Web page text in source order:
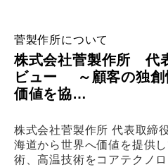
菅製作所について
株式会社菅製作所 代
ビュー ～顧客の独創
価値を協…
株式会社菅製作所 代表取
海道から世界へ価値を提供
術、高温技術をコアテクノ